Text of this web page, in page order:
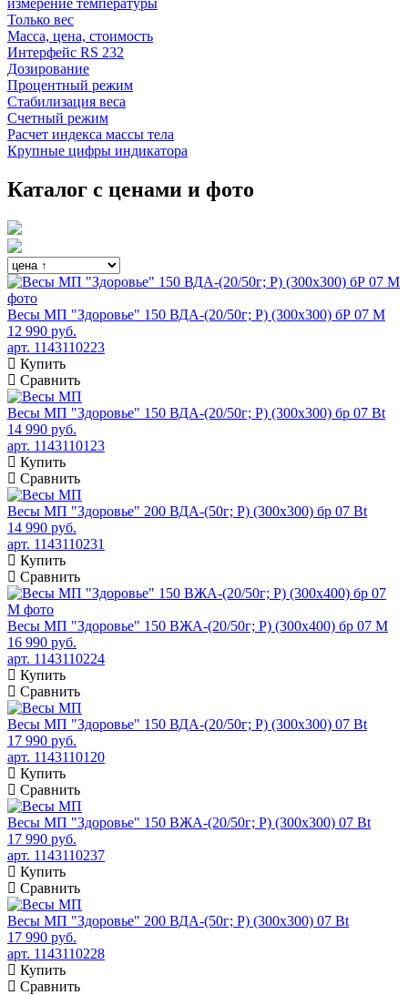
Только вес
Масса, цена, стоимость
Интерфейс RS 232
Дозирование
Процентный режим
Стабилизация веса
Счетный режим
Расчет индекса массы тела
Крупные цифры индикатора
Каталог с ценами и фото
Весы МП "Здоровье" 150 ВДА-(20/50г; Р) (300х300) бР 07 М
12 990 руб.
арт. 1143110223
Купить
Сравнить
Весы МП "Здоровье" 150 ВДА-(20/50г; Р) (300х300) бр 07 Bt
14 990 руб.
арт. 1143110123
Купить
Сравнить
Весы МП "Здоровье" 200 ВДА-(50г; Р) (300х300) бр 07 Bt
14 990 руб.
арт. 1143110231
Купить
Сравнить
Весы МП "Здоровье" 150 ВЖА-(20/50г; Р) (300х400) бр 07 М
16 990 руб.
арт. 1143110224
Купить
Сравнить
Весы МП "Здоровье" 150 ВДА-(20/50г; Р) (300х300) 07 Bt
17 990 руб.
арт. 1143110120
Купить
Сравнить
Весы МП "Здоровье" 150 ВЖА-(20/50г; Р) (300х300) 07 Bt
17 990 руб.
арт. 1143110237
Купить
Сравнить
Весы МП "Здоровье" 200 ВДА-(50г; Р) (300х300) 07 Bt
17 990 руб.
арт. 1143110228
Купить
Сравнить